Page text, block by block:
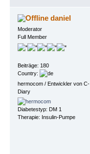
daniel
Moderator
Full Member
Beiträge: 180
Country:
hermocom / Entwickler von C-
Diary
Diabetestyp: DM 1
Therapie: Insulin-Pumpe